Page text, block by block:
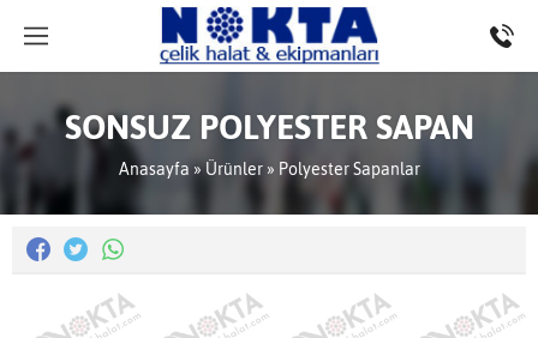
SONSUZ POLYESTER SAPAN
Anasayfa »Ürünler» Polyester Sapanlar